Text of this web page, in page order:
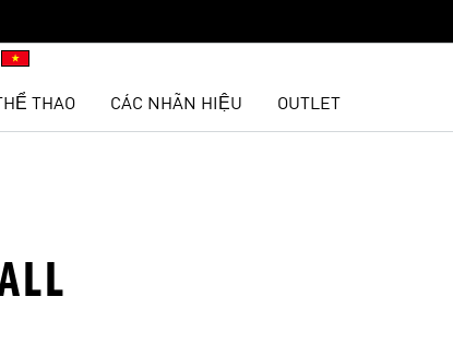
THỂ THAO CÁC NHÃN HIỆU OUTLET